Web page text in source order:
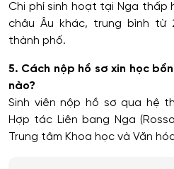
Chi phí sinh hoạt tại Nga thấp
châu Âu khác, trung bình từ
thành phố.
5. Cách nộp hồ sơ xin học
nào?
Sinh viên nộp hồ sơ qua hệ
Hợp tác Liên bang Nga
Trung tâm Khoa học và Văn